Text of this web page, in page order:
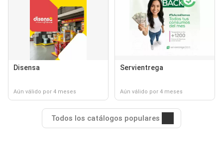
Disensa
Aún válido por 4 meses
Servientrega
Aún válido por 4 meses
Todos los catálogos populares